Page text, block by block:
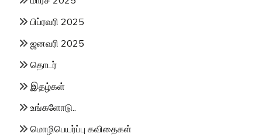
பிப்ரவரி 2025
ஜனவரி 2025
தொடர்
இதழ்கள்
உங்களோடு..
மொழிபெயர்ப்பு கவிதைகள்